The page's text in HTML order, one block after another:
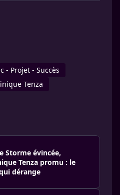
- Projet - Succès
Tenza
Storme évincée,
Tenza promu : le
dérange